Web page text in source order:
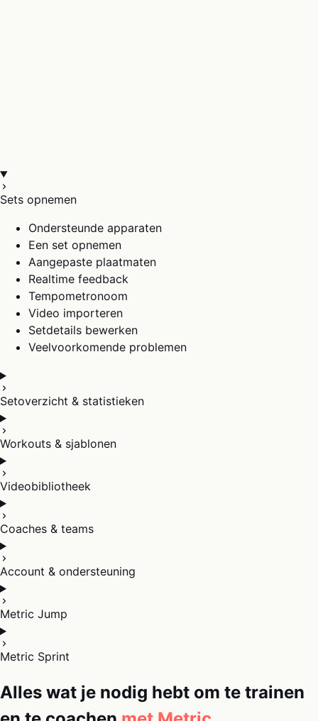
Sets opnemen
Ondersteunde apparaten
Een set opnemen
Aangepaste plaatmaten
Realtime feedback
Tempometronoom
Video importeren
Setdetails bewerken
Veelvoorkomende problemen
Setoverzicht & statistieken
Workouts & sjablonen
Videobibliotheek
Coaches & teams
Account & ondersteuning
Metric Jump
Metric Sprint
Alles wat je nodig hebt om te trainen